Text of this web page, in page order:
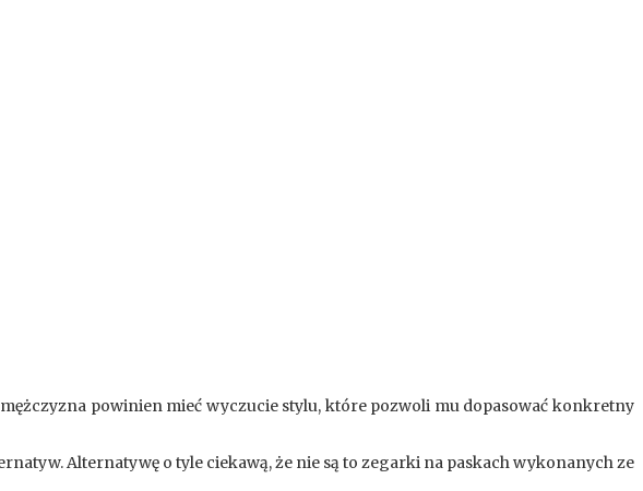
powinien mieć wyczucie stylu, które pozwoli mu dopasować konkretny
Alternatywę o tyle ciekawą, że nie są to zegarki na paskach wykonanych ze